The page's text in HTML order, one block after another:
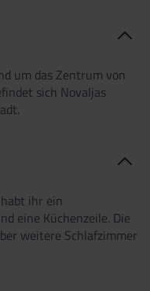
um das Zentrum von
sich Novaljas
ihr ein
eine Küchenzeile. Die
weitere Schlafzimmer